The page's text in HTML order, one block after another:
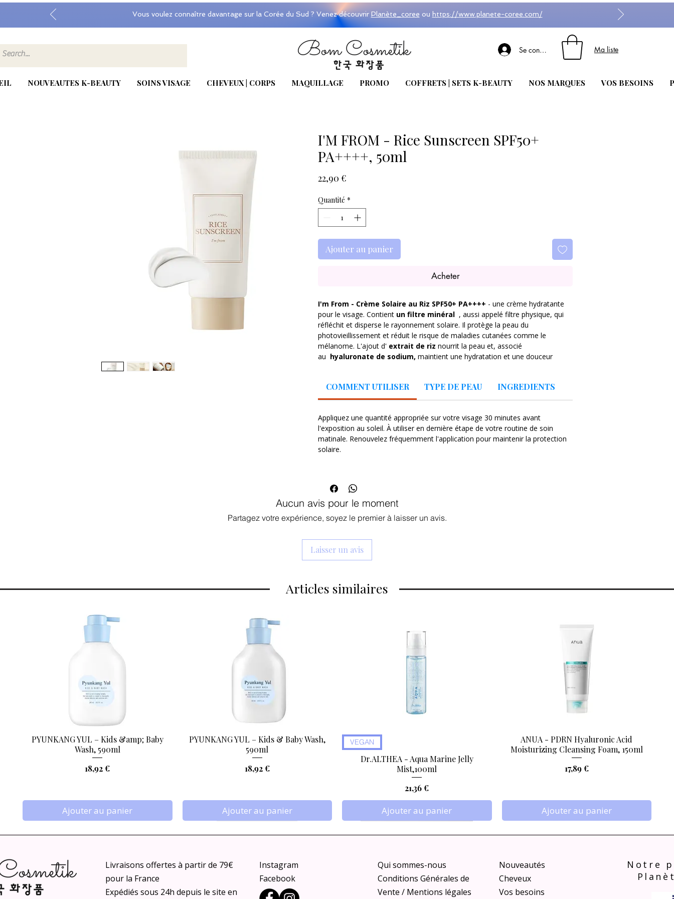
Vous voulez connaître davantage sur la Corée du Sud ? Venez découvrir Planète_coree ou https://www.planete-coree.com/
Se connecter Ma liste
NOUVEAUTES K-BEAUTY SOINS VISAGE CHEVEUX | CORPS MAQUILLAGE PROMO COFFRETS | SETS K-BEAUTY NOS MARQUES VOS BESOINS
I'M FROM - Rice Sunscreen SPF50+
PA++++, 50ml
22,90 €
Quantité *
Ajouter au panier
Acheter
I'm From - Crème Solaire au Riz SPF50+ PA++++ - une crème hydratante
pour le visage. Contient un filtre minéral , aussi appelé filtre physique, qui
réfléchit et disperse le rayonnement solaire. Il protège la peau du
photovieillissement et réduit le risque de maladies cutanées comme le
mélanome. L'ajout d' extrait de riz nourrit la peau et, associé
au hyaluronate de sodium, maintient une hydratation et une douceur
filtres physiques/minéraux-protègent la peau contre les rayons UV
hyaluronate de sodium- lie l'eau dans l'épiderme, hydrate et lisse la
Extrait de riz-nourrit et lisse la peau, ralentit le processus de
vieillissement et améliore le niveau d'hydratation.
favorisant la protection contre les rayons UV,
COMMENT UTILISER TYPE DE PEAU INGREDIENTS
Appliquez une quantité appropriée sur votre visage 30 minutes avant
l'exposition au soleil. À utiliser en dernière étape de votre routine de soin
matinale. Renouvelez fréquemment l'application pour maintenir la protection
solaire.
Aucun avis pour le moment
Partagez votre expérience, soyez le premier à laisser un avis.
Laisser un avis
Articles similaires
Aperçu rapide
PYUNKANG YUL – Kids &amp; Baby
Wash, 590ml
Prix
18,92 €
Ajouter au panier
Aperçu rapide
PYUNKANG YUL – Kids & Baby Wash,
590ml
Prix
18,92 €
Ajouter au panier
VEGAN
Dr.ALTHEA - Aqua Marine Jelly
Mist,100ml
Prix
21,36 €
Ajouter au panier
Aperçu rapide
ANUA - PDRN Hyaluronic Acid
Moisturizing Cleansing Foam, 150ml
Prix
17,89 €
Ajouter au panier
Livraisons offertes à partir de 79€
pour la France
Expédiés sous 24h depuis le site en
Instagram
Facebook
Qui sommes-nous
Conditions Générales de
Vente / Mentions légales
Nouveautés
Cheveux
Vos besoins
Notre